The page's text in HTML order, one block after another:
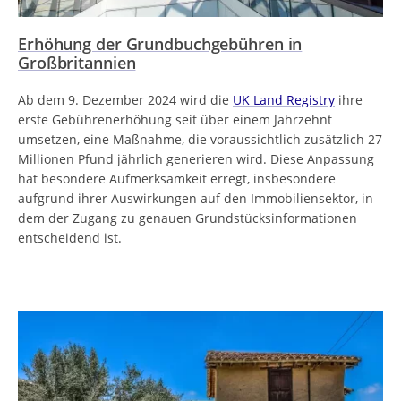
Erhöhung der Grundbuchgebühren in
Großbritannien
Ab dem 9. Dezember 2024 wird die UK Land Registry ihre
erste Gebührenerhöhung seit über einem Jahrzehnt
umsetzen, eine Maßnahme, die voraussichtlich zusätzlich 27
Millionen Pfund jährlich generieren wird. Diese Anpassung
hat besondere Aufmerksamkeit erregt, insbesondere
aufgrund ihrer Auswirkungen auf den Immobiliensektor, in
dem der Zugang zu genauen Grundstücksinformationen
entscheidend ist.